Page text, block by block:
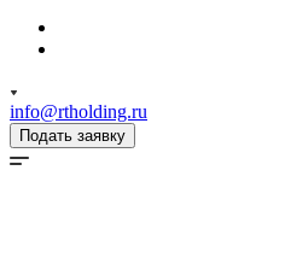
info@rtholding.ru
Подать заявку